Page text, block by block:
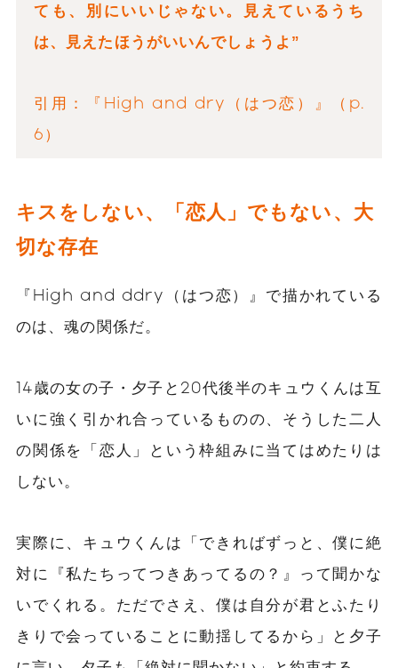
ても、別にいいじゃない。見えているうち
は、見えたほうがいいんでしょうよ”
引用：『High and dry（はつ恋）』（p.
6）
キスをしない、「恋人」でもない、大
切な存在
『High and ddry（はつ恋）』で描かれている
のは、魂の関係だ。
14歳の女の子・夕子と20代後半のキュウくんは互
いに強く引かれ合っているものの、そうした二人
の関係を「恋人」という枠組みに当てはめたりは
しない。
実際に、キュウくんは「できればずっと、僕に絶
対に『私たちってつきあってるの？』って聞かな
いでくれる。ただでさえ、僕は自分が君とふたり
きりで会っていることに動揺してるから」と夕子